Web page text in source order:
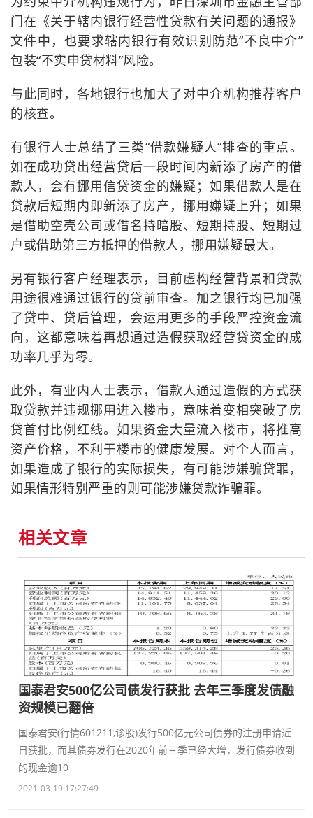
门在《关于辖内银行经营性贷款有关问题的通报》
文件中，也要求辖内银行有效识别防范“不良中介”
包装“不实申贷材料”风险。
与此同时，各地银行也加大了对中介机构推荐客户
的核查。
有银行人士总结了三类“借款嫌疑人“排查的重点。
如在成功贷出经营贷后一段时间内新添了房产的借
款人，会有挪用信贷资金的嫌疑；如果借款人是在
贷款后短期内即新添了房产，挪用嫌疑上升；如果
是借助空壳公司或借名持暗股、短期持股、短期过
户或借助第三方抵押的借款人，挪用嫌疑最大。
另有银行客户经理表示，目前虚构经营背景和贷款
用途很难通过银行的贷前审查。加之银行均已加强
了贷中、贷后管理，会运用更多的手段严控资金流
向，这都意味着再想通过造假获取经营贷资金的成
功率几乎为零。
此外，有业内人士表示，借款人通过造假的方式获
取贷款并违规挪用进入楼市，意味着变相突破了房
贷首付比例红线。如果资金大量流入楼市，将推高
资产价格，不利于楼市的健康发展。对个人而言，
如果造成了银行的实际损失，有可能涉嫌骗贷罪，
如果情形特别严重的则可能涉嫌贷款诈骗罪。
相关文章
国泰君安500亿公司债发行获批 去年三季度发债融
资规模已翻倍
国泰君安(行情601211,诊股)发行500亿元公司债券的注册申请近
日获批，而其债券发行在2020年前三季已经大增，发行债券收到
的现金逾10
2021-03-19 17:27:49